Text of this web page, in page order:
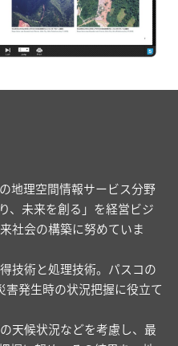
地理空間情報サービス分野
、未来を創る」を経営ビジ
社会の構築に努めていま
技術と処理技術。パスコの
発生時の状況把握に役立て
天候状況などを考慮し、最